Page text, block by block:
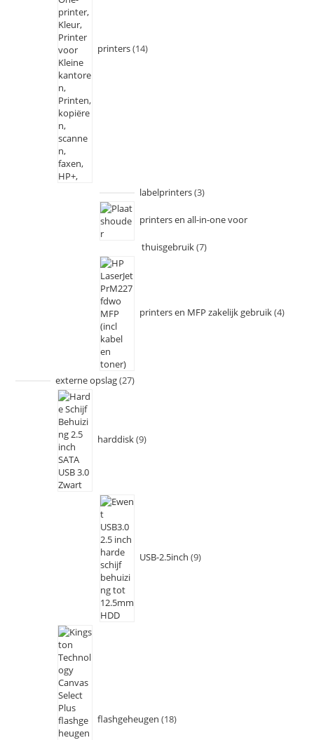
printers 14
labelprinters 3
printers en all-in-one voor
thuisgebruik 7
printers en MFP zakelijk gebruik 4
externe opslag 27
harddisk 9
USB-2.5inch 9
flashgeheugen 18